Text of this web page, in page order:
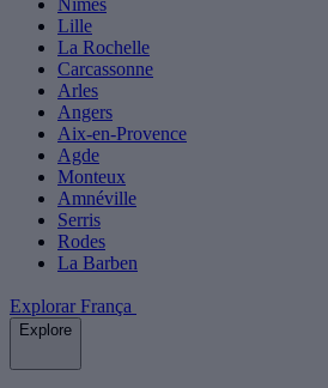
Nîmes
Lille
La Rochelle
Carcassonne
Arles
Angers
Aix-en-Provence
Agde
Monteux
Amnéville
Serris
Rodes
La Barben
Explorar França
Explore